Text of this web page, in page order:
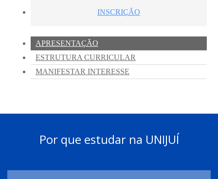
Por que estudar na UNIJUÍ